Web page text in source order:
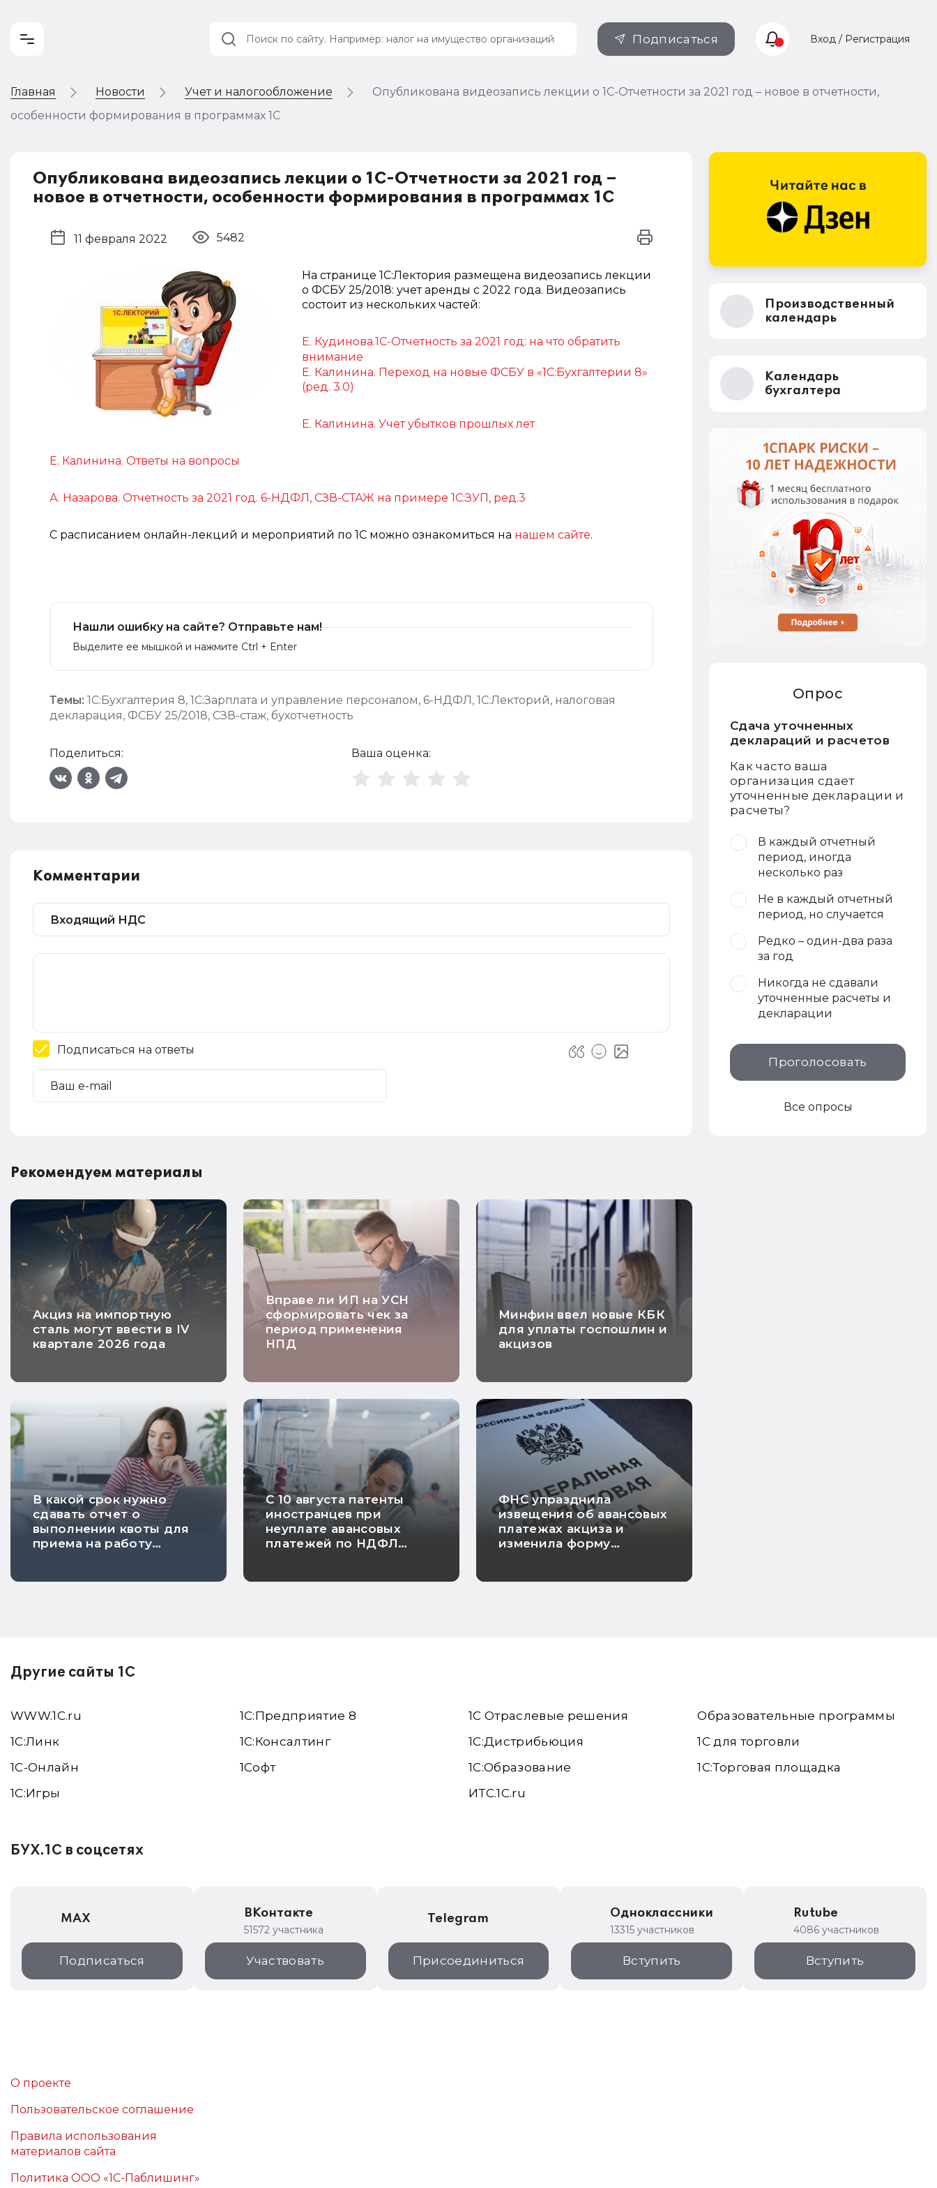
Подписаться Вход / Регистрация
Главная Новости Учет и налогообложение
Опубликована видеозапись лекции о 1С-Отчетности за 2021 год – новое в отчетности,
особенности формирования в программах 1С
Опубликована видеозапись лекции о 1С-Отчетности за 2021 год –
новое в отчетности, особенности формирования в программах 1С
11 февраля 2022 5482
На странице 1С:Лектория размещена видеозапись лекции
о ФСБУ 25/2018: учет аренды с 2022 года. Видеозапись
состоит из нескольких частей:
Е. Кудинова.1С-Отчетность за 2021 год: на что обратить
внимание
Е. Калинина. Переход на новые ФСБУ в «1С:Бухгалтерии 8»
(ред. 3.0)
Е. Калинина. Учет убытков прошлых лет
Е. Калинина. Ответы на вопросы
А. Назарова. Отчетность за 2021 год. 6-НДФЛ, СЗВ-СТАЖ на примере 1С:ЗУП, ред.3
С расписанием онлайн-лекций и мероприятий по 1С можно ознакомиться на нашем сайте.
Нашли ошибку на сайте? Отправьте нам!
Выделите ее мышкой и нажмите Ctrl + Enter
Темы: 1С:Бухгалтерия 8, 1С:Зарплата и управление персоналом, 6-НДФЛ, 1С:Лекторий, налоговая
декларация, ФСБУ 25/2018, СЗВ-стаж, бухотчетность
Поделиться: Ваша оценка:
Комментарии
Подписаться на ответы
Рекомендуем материалы
Акциз на импортную
сталь могут ввести в IV
квартале 2026 года
Вправе ли ИП на УСН
сформировать чек за
период применения
НПД
Минфин ввел новые КБК
для уплаты госпошлин и
акцизов
В какой срок нужно
сдавать отчет о
выполнении квоты для
приема на работу
С 10 августа патенты
иностранцев при
неуплате авансовых
платежей по НДФЛ
ФНС упразднила
извещения об авансовых
платежах акциза и
изменила форму
Производственный
календарь
Календарь
бухгалтера
Опрос
Сдача уточненных
деклараций и расчетов
Как часто ваша
организация сдает
уточненные декларации и
расчеты?
В каждый отчетный
период, иногда
несколько раз
Не в каждый отчетный
период, но случается
Редко – один-два раза
за год
Никогда не сдавали
уточненные расчеты и
декларации
Проголосовать
Все опросы
Другие сайты 1С
WWW.1С.ru
1С:Линк
1С-Онлайн
1C:Игры
1С:Предприятие 8
1С:Консалтинг
1Софт
1С Отраслевые решения
1С:Дистрибьюция
1С:Образование
ИТС.1C.ru
Образовательные программы
1С для торговли
1С:Торговая площадка
БУХ.1С в соцсетях
MAX
Подписаться
ВКонтакте
51572 участника
Участвовать
Telegram
Присоединиться
Одноклассники
13315 участников
Вступить
Rutube
4086 участников
Вступить
О проекте
Пользовательское соглашение
Правила использования
материалов сайта
Политика ООО «1С-Паблишинг»
Учет и
налогообложение